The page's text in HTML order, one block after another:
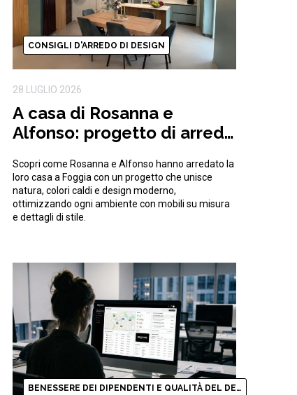
CONSIGLI D'ARREDO DI DESIGN
28 LUGLIO 2026
A casa di Rosanna e
Alfonso: progetto di arredo
natura
Scopri come Rosanna e Alfonso hanno arredato la
loro casa a Foggia con un progetto che unisce
natura, colori caldi e design moderno,
ottimizzando ogni ambiente con mobili su misura
e dettagli di stile.
BENESSERE DEI DIPENDENTI E QUALITÀ DEL DESIGN